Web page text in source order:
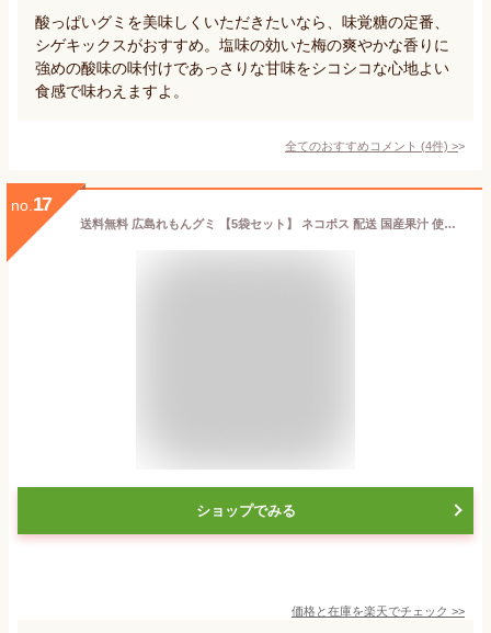
酸っぱいグミを美味しくいただきたいなら、味覚糖の定番、
シゲキックスがおすすめ。塩味の効いた梅の爽やかな香りに
強めの酸味の味付けであっさりな甘味をシコシコな心地よい
食感で味わえますよ。
全てのおすすめコメント (4件) >
no. 17
送料無料 広島れもんグミ 【5袋セット】 ネコポス 配送 国産果汁 使用 レモン れもん 国産 グミ 檸檬 酸っぱい おやつ ビタミン補給 ビタミンC ジッパー付きお菓子 グミキャンディ もちもち食感 すっぱさわやか ネコポス便 携帯おやつ 携帯 お菓子 買い回り
ショップでみる
価格と在庫を楽天でチェック >>